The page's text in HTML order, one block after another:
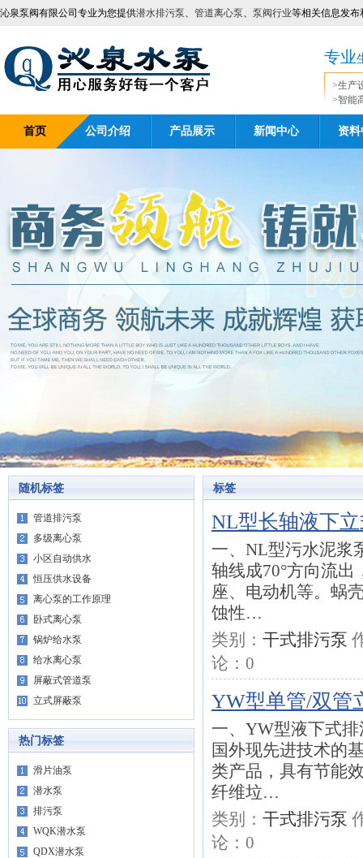
沁泉泵阀有限公司专业为您提供潜水排污泵、 管道离心泵、 泵阀行业等相关信息发布
专业
>生产
>智能
首页 公司介绍 产品展示 新闻中心 资料
随机标签
管道排污泵
多级离心泵
小区自动供水
恒压供水设备
离心泵的工作原理
卧式离心泵
锅炉给水泵
给水离心泵
屏蔽式管道泵
立式屏蔽泵
热门标签
滑片油泵
潜水泵
排污泵
WQK潜水泵
QDX潜水泵
标签
NL型长轴液下
一、NL型污水泥浆
轴线成70°方向流
座、电动机等。蜗
蚀性…
类别： 干式排污泵
论： 0
YW型单管/双管
一、YW型液下式
国外现先进技术的
类产品，具有节能
纤维垃…
类别： 干式排污泵
论： 0